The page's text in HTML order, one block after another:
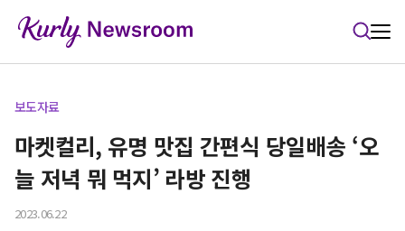
보도자료
마켓컬리, 유명 맛집 간편식 당일배송 ‘오
늘 저녁 뭐 먹지’ 라방 진행
2023.06.22